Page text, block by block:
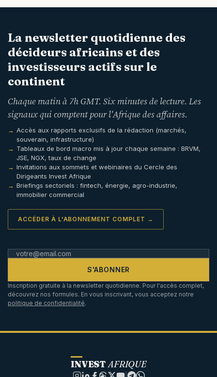
La newsletter quotidienne des
décideurs africains et des
investisseurs actifs sur le
continent
Chaque matin à 7h GMT. Six minutes de lecture. Les
signaux qui comptent pour l'Afrique des affaires.
Accès aux rapports exclusifs de la rédaction (marchés,
souverain, infrastructure)
Tableaux de bord macro mis à jour chaque semaine : BRVM,
JSE, NGX, taux de change
Invitations aux sommets et webinaires du Cercle des
Dirigeants Invest Afrique
Briefings sectoriels : fintech, énergie, agro-industrie,
immobilier commercial
ACCÉDER À L'ABONNEMENT COMPLET →
S'ABONNER
Inscription gratuite à la newsletter quotidienne. Pour l'accès complet,
découvrez nos formules. En vous inscrivant, vous acceptez notre
politique de confidentialité.
INVEST AFRIQUE